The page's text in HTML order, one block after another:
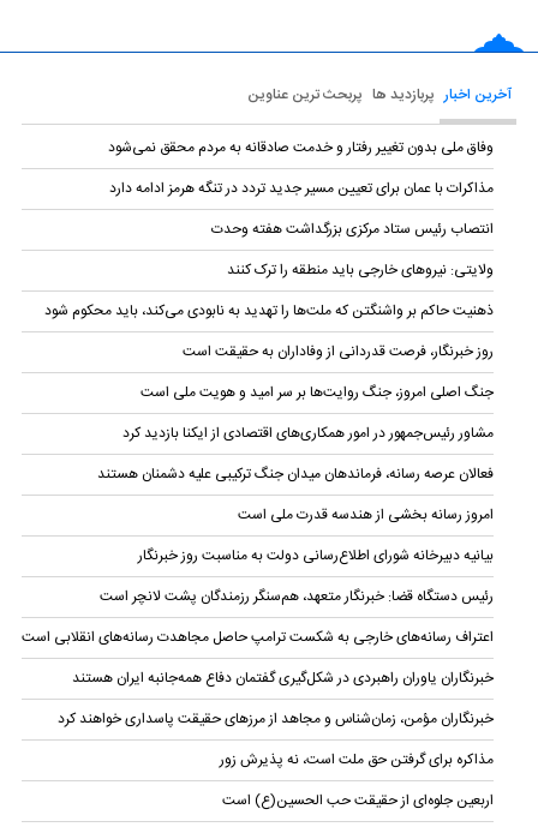
آخرین اخبار پربازدید ها پربحث ترین عناوین
وفاق ملی بدون تغییر رفتار و خدمت صادقانه به مردم محقق نمی‌شود
مذاکرات با عمان برای تعیین مسیر جدید تردد در تنگه هرمز ادامه دارد
انتصاب رئیس ستاد مرکزی بزرگداشت هفته وحدت
ولایتی: نیروهای خارجی باید منطقه را ترک کنند
ذهنیت حاکم بر واشنگتن که ملت‌ها را تهدید به نابودی می‌کند، باید محکوم شود
روز خبرنگار، فرصت قدردانی از وفاداران به حقیقت است
جنگ اصلی امروز، جنگ روایت‌ها بر سر امید و هویت ملی است
مشاور رئیس‌جمهور در امور همکاری‌های اقتصادی از ایکنا بازدید کرد
فعالان عرصه رسانه، فرماندهان میدان جنگ ترکیبی علیه دشمنان هستند
امروز رسانه بخشی از هندسه قدرت ملی است
بیانیه دبیرخانه شورای اطلاع‌رسانی دولت به مناسبت روز خبرنگار
رئیس دستگاه قضا:‌ خبرنگار متعهد، هم‌سنگر رزمندگان پشت لانچر است
اعتراف رسانه‌های خارجی به شکست ترامپ حاصل مجاهدت رسانه‌های انقلابی است
خبرنگاران یاوران راهبردی در شکل‌گیری گفتمان دفاع همه‌جانبه ایران هستند
خبرنگاران مؤمن، زمان‌شناس و مجاهد از مرزهای حقیقت پاسداری خواهند کرد
مذاکره برای گرفتن حق ملت است، نه پذیرش زور
اربعین جلوه‌ای از حقیقت حب الحسین(ع) است